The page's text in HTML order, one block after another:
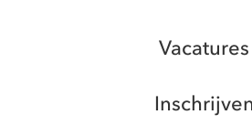
Vacatures
Inschrijven